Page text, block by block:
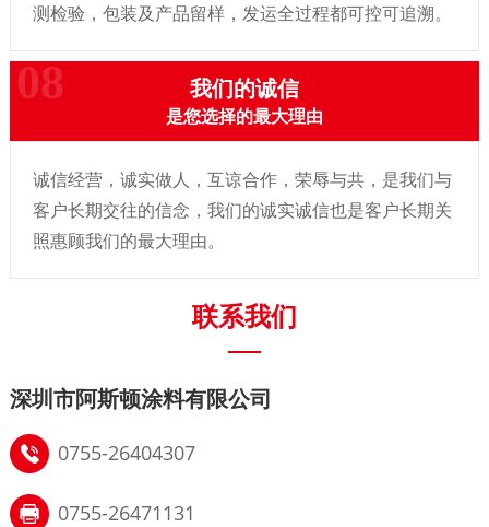
测检验，包装及产品留样，发运全过程都可控可追溯。
我们的诚信
是您选择的最大理由
诚信经营，诚实做人，互谅合作，荣辱与共，是我们与
客户长期交往的信念，我们的诚实诚信也是客户长期关
照惠顾我们的最大理由。
联系我们
深圳市阿斯顿涂料有限公司
0755-26404307
0755-26471131